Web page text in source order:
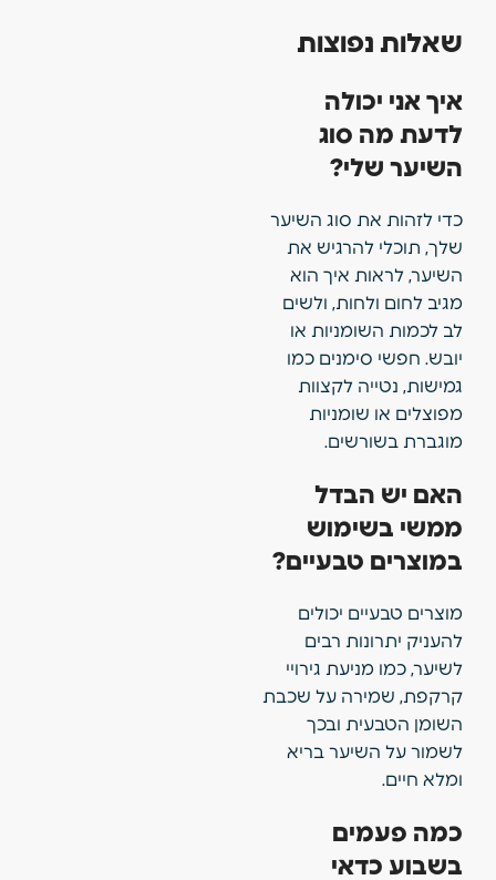
שאלות נפוצות
איך אני יכולה
לדעת מה סוג
השיער שלי?
כדי לזהות את סוג השיער
שלך, תוכלי להרגיש את
השיער, לראות איך הוא
מגיב לחום ולחות, ולשים
לב לכמות השומניות או
יובש. חפשי סימנים כמו
גמישות, נטייה לקצוות
מפוצלים או שומניות
מוגברת בשורשים.
האם יש הבדל
ממשי בשימוש
במוצרים טבעיים?
מוצרים טבעיים יכולים
להעניק יתרונות רבים
לשיער, כמו מניעת גירויי
קרקפת, שמירה על שכבת
השומן הטבעית ובכך
לשמור על השיער בריא
ומלא חיים.
כמה פעמים
בשבוע כדאי